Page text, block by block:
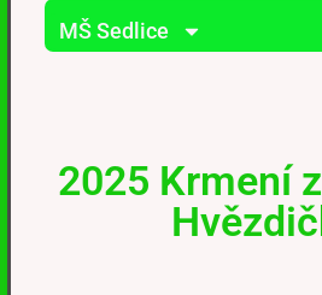
MŠ Sedlice
2025 Krmení